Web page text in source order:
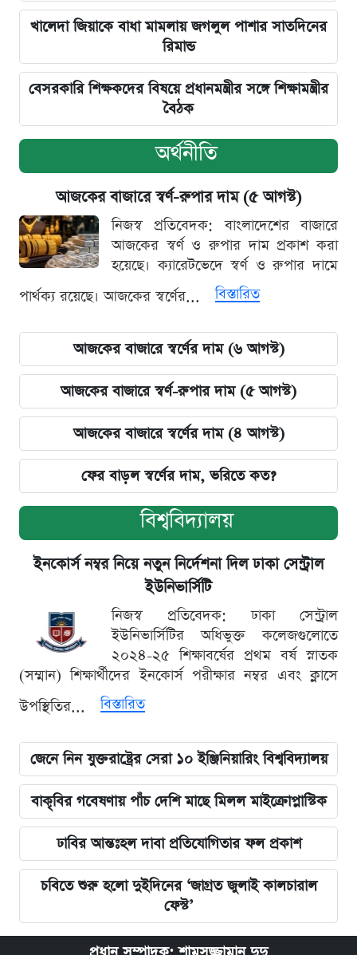
খালেদা জিয়াকে বাধা মামলায় জগলুল পাশার সাতদিনের
রিমান্ড
বেসরকারি শিক্ষকদের বিষয়ে প্রধানমন্ত্রীর সঙ্গে শিক্ষামন্ত্রীর
বৈঠক
অর্থনীতি
আজকের বাজারে স্বর্ণ-রুপার দাম (৫ আগস্ট)
নিজস্ব প্রতিবেদক: বাংলাদেশের বাজারে
আজকের স্বর্ণ ও রুপার দাম প্রকাশ করা
হয়েছে। ক্যারেটভেদে স্বর্ণ ও রুপার দামে
পার্থক্য রয়েছে। আজকের স্বর্ণের...
বিস্তারিত
আজকের বাজারে স্বর্ণের দাম (৬ আগস্ট)
আজকের বাজারে স্বর্ণ-রুপার দাম (৫ আগস্ট)
আজকের বাজারে স্বর্ণের দাম (৪ আগস্ট)
ফের বাড়ল স্বর্ণের দাম, ভরিতে কত?
বিশ্ববিদ্যালয়
ইনকোর্স নম্বর নিয়ে নতুন নির্দেশনা দিল ঢাকা সেন্ট্রাল
ইউনিভার্সিটি
নিজস্ব প্রতিবেদক: ঢাকা সেন্ট্রাল
ইউনিভার্সিটির অধিভুক্ত কলেজগুলোতে
২০২৪-২৫ শিক্ষাবর্ষের প্রথম বর্ষ স্নাতক
(সম্মান) শিক্ষার্থীদের ইনকোর্স পরীক্ষার নম্বর এবং ক্লাসে
উপস্থিতির...
বিস্তারিত
জেনে নিন যুক্তরাষ্ট্রের সেরা ১০ ইঞ্জিনিয়ারিং বিশ্ববিদ্যালয়
বাকৃবির গবেষণায় পাঁচ দেশি মাছে মিলল মাইক্রোপ্লাস্টিক
ঢাবির আন্তঃহল দাবা প্রতিযোগিতার ফল প্রকাশ
চবিতে শুরু হলো দুইদিনের ‘জাগ্রত জুলাই কালচারাল
ফেস্ট’